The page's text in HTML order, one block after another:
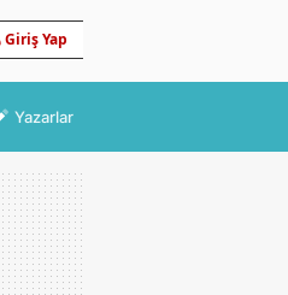
Giriş Yap
Yazarlar